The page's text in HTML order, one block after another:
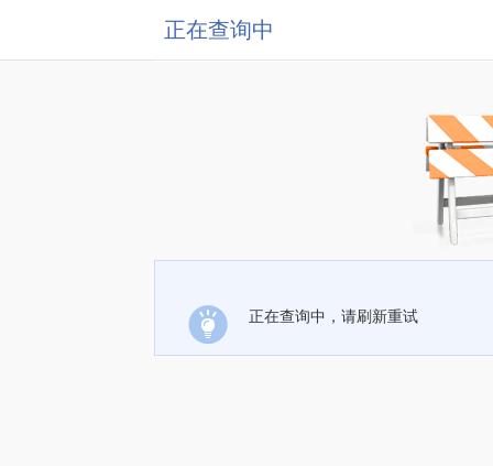
正在查询中
正在查询中，请刷新重试